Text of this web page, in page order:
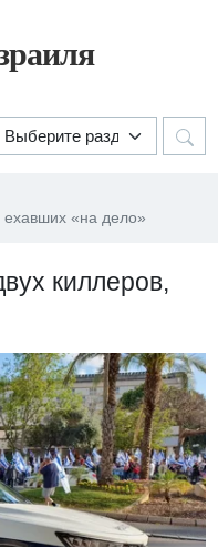
ехавших «на дело»
киллеров,